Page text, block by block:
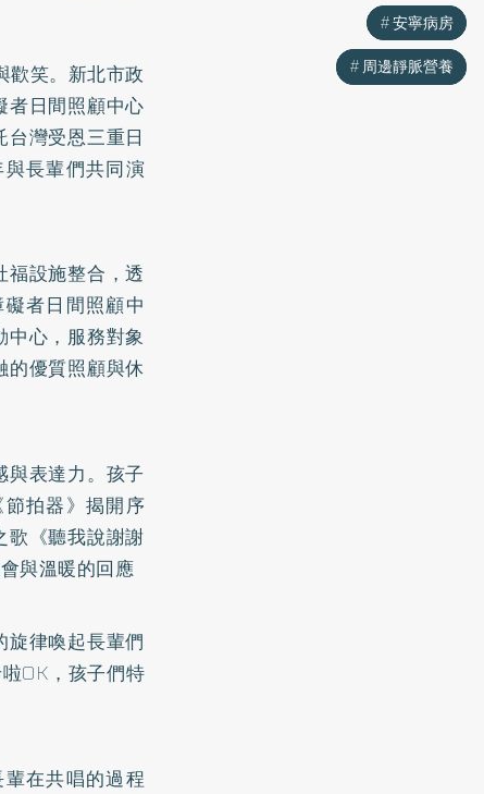
歡笑。新北市政
者日間照顧中心
灣受恩三重日
長輩們共同演
設施整合，透
者日間照顧中
心，服務對象
的優質照顧與休
表達力。孩子
拍器》揭開序
歌《聽我說謝謝
與溫暖的回應
律喚起長輩們
OK，孩子們特
在共唱的過程
安寧病房
周邊靜脈營養
安寧病房
周邊靜脈營養